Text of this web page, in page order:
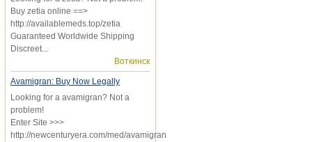
Buy zetia online ==>
http://availablemeds.top/zetia
Guaranteed Worldwide Shipping
Discreet...
Воткинск
Avamigran: Buy Now Legally
Looking for a avamigran? Not a
problem!
Enter Site >>>
http://newcenturyera.com/med/avamigran